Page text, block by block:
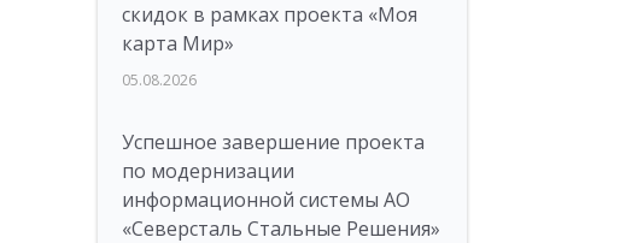
скидок в рамках проекта «Моя
карта Мир»
05.08.2026
Успешное завершение проекта
по модернизации
информационной системы АО
«Северсталь Стальные Решения»